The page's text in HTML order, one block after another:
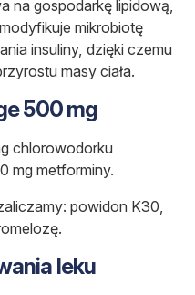
na gospodarkę lipidową,
mikrobiotę
insuliny, dzięki czemu
masy ciała.
500 mg
chlorowodorku
mg metforminy.
powidon K30,
leku